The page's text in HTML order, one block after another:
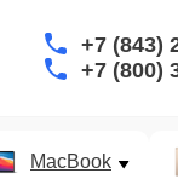
+7 (843)
+7 (800)
MacBook